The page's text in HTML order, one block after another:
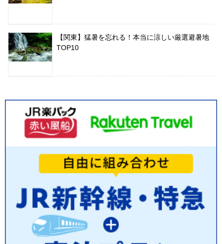
【関東】猛暑を忘れる！本当に涼しい厳選避暑地
TOP10